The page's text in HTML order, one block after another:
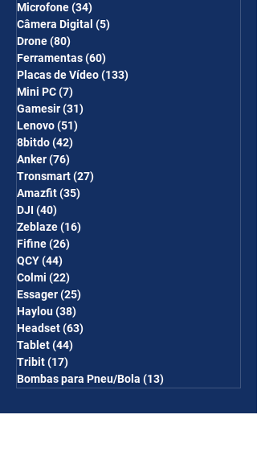
Microfone(34)
Câmera Digital (5)
Drone(80)
Ferramentas(60)
Placas de Vídeo(133)
Mini PC(7)
Gamesir(31)
Lenovo(51)
8bitdo(42)
Anker(76)
Tronsmart(27)
Amazfit(35)
DJI (40)
Zeblaze(16)
Fifine(26)
QCY(44)
Colmi (22)
Essager(25)
Haylou(38)
Headset(63)
Tablet(44)
Tribit(17)
Bombas para Pneu/Bola (13)